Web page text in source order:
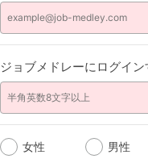
ジョブメドレーにログイ
女性 男性